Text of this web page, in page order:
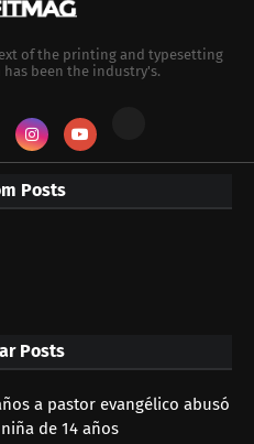
of the printing and typesetting
been the industry's.
Posts
Posts
a pastor evangélico abusó
de 14 años